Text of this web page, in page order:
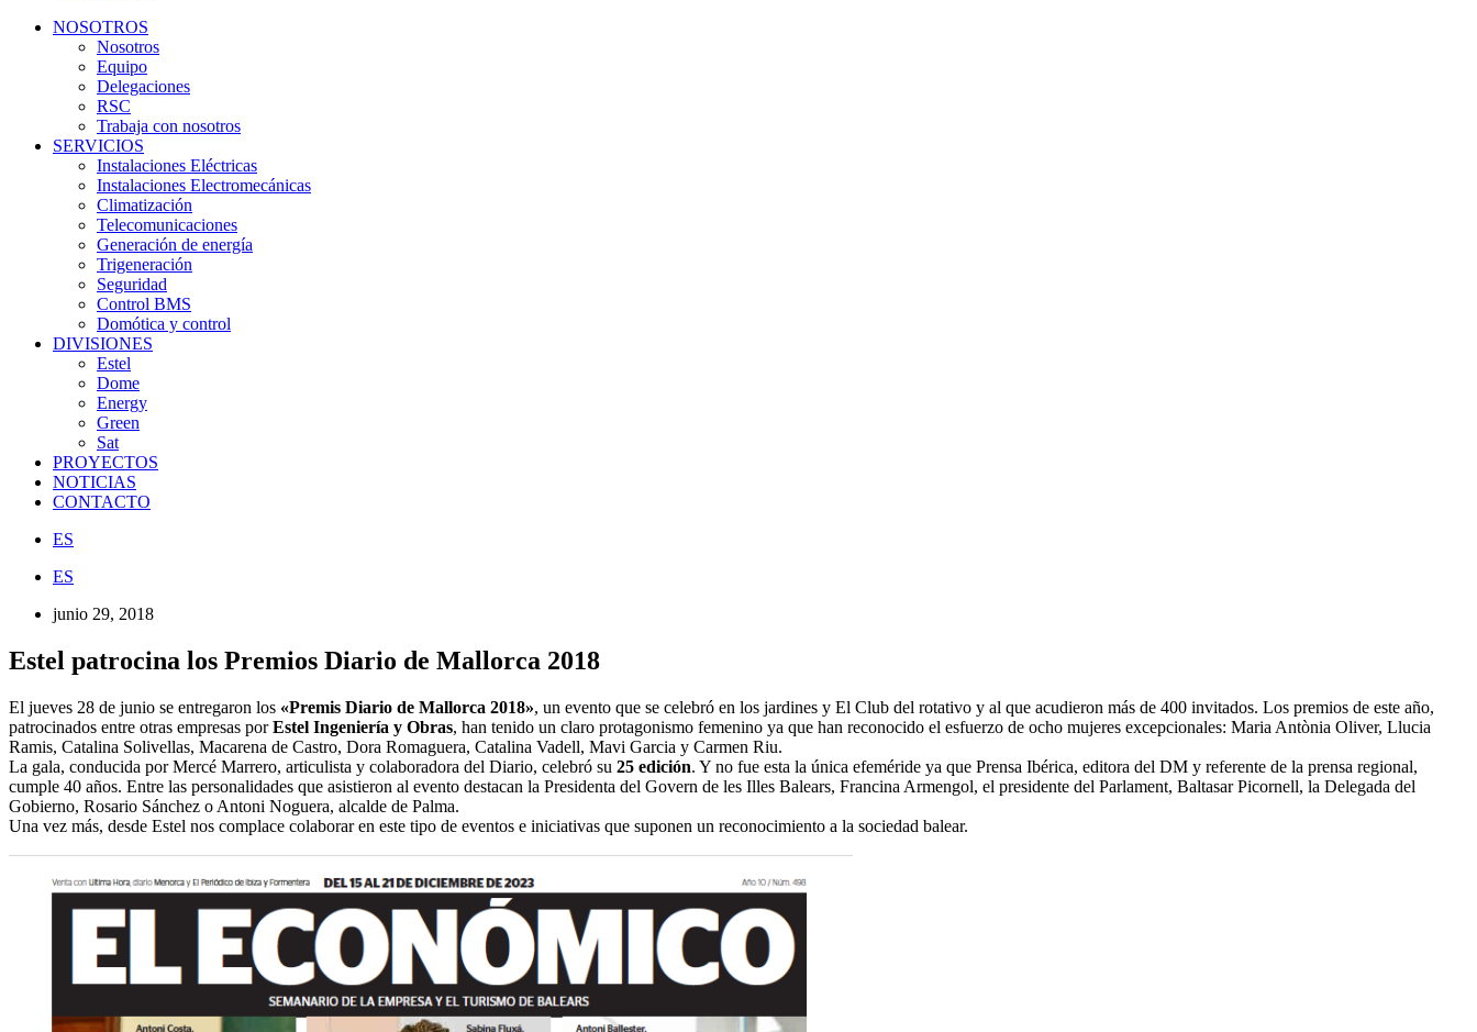
NOSOTROS
Nosotros
Equipo
Delegaciones
RSC
Trabaja con nosotros
SERVICIOS
Instalaciones Eléctricas
Instalaciones Electromecánicas
Climatización
Telecomunicaciones
Generación de energía
Trigeneración
Seguridad
Control BMS
Domótica y control
DIVISIONES
Estel
Dome
Energy
Green
Sat
PROYECTOS
NOTICIAS
CONTACTO
ES
ES
junio 29, 2018
Estel patrocina los Premios Diario de Mallorca 2018
El jueves 28 de junio se entregaron los «Premis Diario de Mallorca 2018», un evento que se celebró en los jardines y El Club del rotativo y al que acudieron más de 400 invitados. Los premios de este año,
patrocinados entre otras empresas porEstel Ingeniería y Obras, han tenido un claro protagonismo femenino ya que han reconocido el esfuerzo de ocho mujeres excepcionales: Maria Antònia Oliver, Llucia
Ramis, Catalina Solivellas, Macarena de Castro, Dora Romaguera, Catalina Vadell, Mavi Garcia y Carmen Riu.
La gala, conducida por Mercé Marrero, articulista y colaboradora del Diario, celebró su 25 edición. Y no fue esta la única efeméride ya que Prensa Ibérica, editora del DM y referente de la prensa regional,
cumple 40 años. Entre las personalidades que asistieron al evento destacan la Presidenta del Govern de les Illes Balears, Francina Armengol, el presidente del Parlament, Baltasar Picornell, la Delegada del
Gobierno, Rosario Sánchez o Antoni Noguera, alcalde de Palma.
Una vez más, desde Estel nos complace colaborar en este tipo de eventos e iniciativas que suponen un reconocimiento a la sociedad balear.